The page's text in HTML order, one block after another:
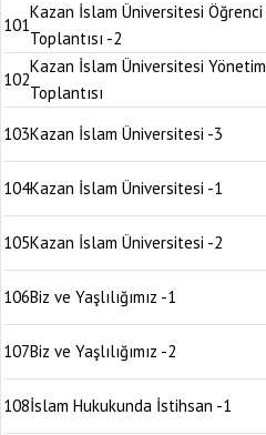
101
Kazan İslam Üniversitesi Öğrenci
Toplantısı -2
102
Kazan İslam Üniversitesi Yönetim
Toplantısı
103Kazan İslam Üniversitesi -3
104Kazan İslam Üniversitesi -1
105Kazan İslam Üniversitesi -2
106Biz ve Yaşlılığımız -1
107Biz ve Yaşlılığımız -2
108İslam Hukukunda İstihsan -1